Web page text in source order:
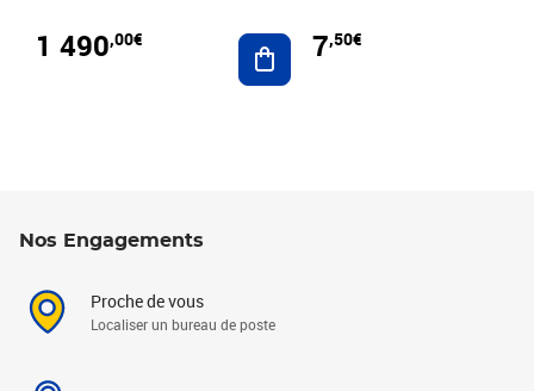
1 490,00€ Ajouter au panier
7,50€
Nos Engagements
Proche de vous
Localiser un bureau de poste